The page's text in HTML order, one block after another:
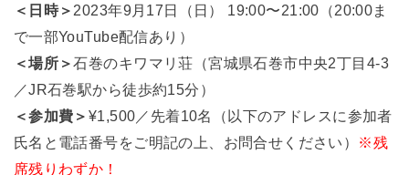
＜日時＞ 2023年9月17日（日）
19:00〜21:00（20:00ま
で一部YouTube配信あり）
＜場所＞石巻のキワマリ荘（宮城県石巻市中央2丁目4-3
／JR石巻駅から徒歩約15分 ）
＜参加費＞ ¥1,500／先着10名（以下のアドレスに参加者
氏名と電話番号をご明記の上、お問合せください） ※残
席残りわずか！